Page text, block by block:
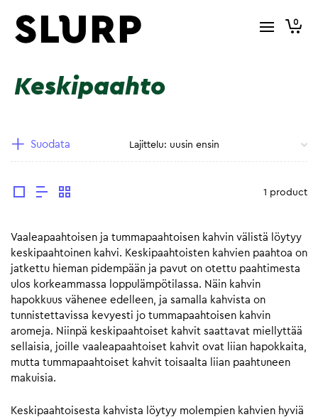
0
Keskipaahto
Suodata
1 product
Vaaleapaahtoisen ja tummapaahtoisen kahvin välistä löytyy
keskipaahtoinen kahvi. Keskipaahtoisten kahvien paahtoa on
jatkettu hieman pidempään ja pavut on otettu paahtimesta
ulos korkeammassa loppulämpötilassa. Näin kahvin
hapokkuus vähenee edelleen, ja samalla kahvista on
tunnistettavissa kevyesti jo tummapaahtoisen kahvin
aromeja. Niinpä keskipaahtoiset kahvit saattavat miellyttää
sellaisia, joille vaaleapaahtoiset kahvit ovat liian hapokkaita,
mutta tummapaahtoiset kahvit toisaalta liian paahtuneen
makuisia.
Keskipaahtoisesta kahvista löytyy molempien kahvien hyviä